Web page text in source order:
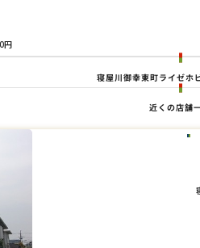
円
寝屋川御幸東町ライゼホ
近くの店舗